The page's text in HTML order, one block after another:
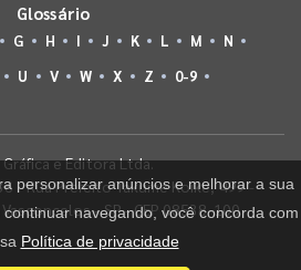
Glossário
G H I J K L M
N
U V W X Z 0-9
e Editora Ltda.
- Rua Prefeito Takume Koike, 499 -
- SP - CEP 08538-100
personalizar anúncios e melhorar a sua
navegando, você concorda com
Política de privacidade